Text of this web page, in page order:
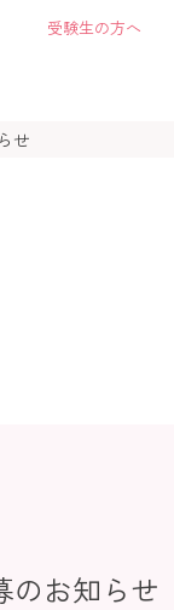
受験生の方へ
せ
のお知らせ